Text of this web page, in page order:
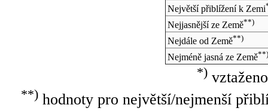
Největší přiblížení k Zemi
Nejjasnější ze Země**)
Nejdále od Země**)
Nejméně jasná ze Země**)
*)
**)hodnoty pro největší/nejmenší